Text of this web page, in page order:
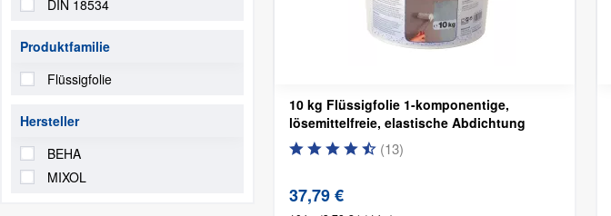
DIN 18534
Produktfamilie
Flüssigfolie
Hersteller
BEHA
MIXOL
10 kg Flüssigfolie 1-komponentige,
lösemittelfreie, elastische Abdichtung
(13)
37,79 €